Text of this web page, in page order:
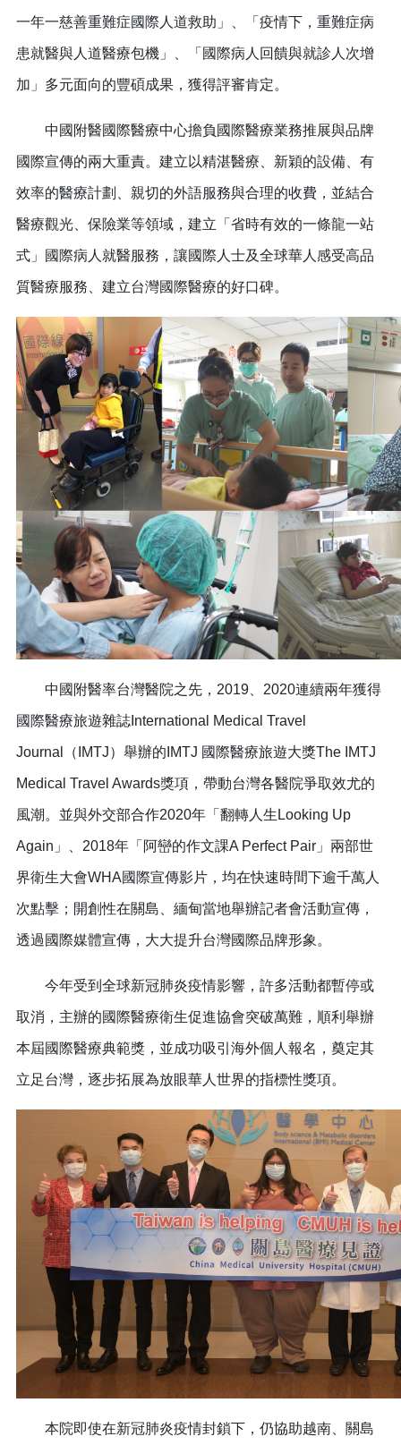
一年一慈善重難症國際人道救助」、「疫情下，重難症病
患就醫與人道醫療包機」、「國際病人回饋與就診人次增
加」多元面向的豐碩成果，獲得評審肯定。
中國附醫國際醫療中心擔負國際醫療業務推展與品牌
國際宣傳的兩大重責。建立以精湛醫療、新穎的設備、有
效率的醫療計劃、親切的外語服務與合理的收費，並結合
醫療觀光、保險業等領域，建立「省時有效的一條龍一站
式」國際病人就醫服務，讓國際人士及全球華人感受高品
質醫療服務、建立台灣國際醫療的好口碑。
中國附醫率台灣醫院之先，2019、2020連續兩年獲得
國際醫療旅遊雜誌International Medical Travel
Journal（IMTJ）舉辦的IMTJ 國際醫療旅遊大獎The IMTJ
Medical Travel Awards獎項，帶動台灣各醫院爭取效尤的
風潮。並與外交部合作2020年「翻轉人生Looking Up
Again」、2018年「阿巒的作文課A Perfect Pair」兩部世
界衛生大會WHA國際宣傳影片，均在快速時間下逾千萬人
次點擊；開創性在關島、緬甸當地舉辦記者會活動宣傳，
透過國際媒體宣傳，大大提升台灣國際品牌形象。
今年受到全球新冠肺炎疫情影響，許多活動都暫停或
取消，主辦的國際醫療衛生促進協會突破萬難，順利舉辦
本屆國際醫療典範獎，並成功吸引海外個人報名，奠定其
立足台灣，逐步拓展為放眼華人世界的指標性獎項。
本院即使在新冠肺炎疫情封鎖下，仍協助越南、關島